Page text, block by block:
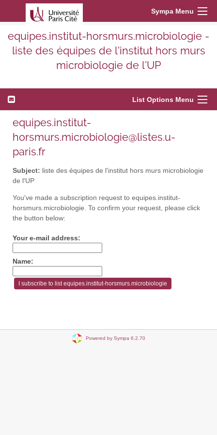
Sympa Menu
equipes.institut-horsmurs.microbiologie -
liste des équipes de l'institut hors murs
microbiologie de l'UP
List Options Menu
equipes.institut-
horsmurs.microbiologie@listes.u-
paris.fr
Subject: liste des équipes de l'institut hors murs microbiologie
de l'UP
You've made a subscription request to equipes.institut-
horsmurs.microbiologie. To confirm your request, please click
the button below:
Your e-mail address:
Name:
Powered by Sympa 6.2.70